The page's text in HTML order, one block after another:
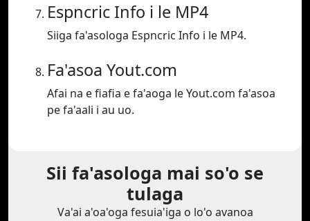
Espncric Info i le MP4
Siiga fa'asologa Espncric Info i le MP4.
Fa'asoa Yout.com
Afai na e fiafia e fa'aoga le Yout.com fa'asoa
pe fa'aali i au uo.
Sii fa'asologa mai so'o se
tulaga
Va'ai a'oa'oga fesuia'iga o lo'o avanoa